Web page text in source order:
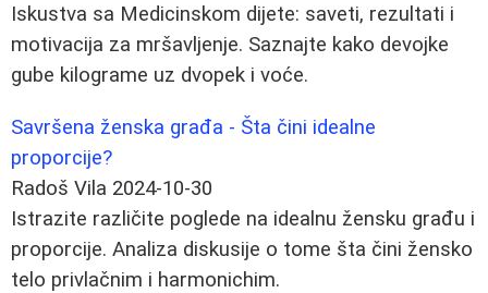
Iskustva sa Medicinskom dijete: saveti, rezultati i
motivacija za mršavljenje. Saznajte kako devojke
gube kilograme uz dvopek i voće.
Savršena ženska građa - Šta čini idealne
proporcije?
Radoš Vila 2024-10-30
Istrazite različite poglede na idealnu žensku građu i
proporcije. Analiza diskusije o tome šta čini žensko
telo privlačnim i harmonichim.